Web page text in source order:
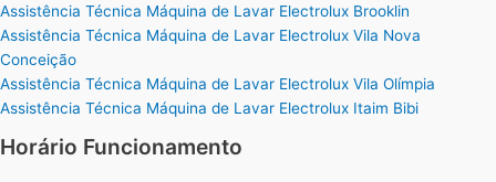
Assistência Técnica Máquina de Lavar Electrolux Brooklin
Assistência Técnica Máquina de Lavar Electrolux Vila Nova
Conceição
Assistência Técnica Máquina de Lavar Electrolux Vila Olímpia
Assistência Técnica Máquina de Lavar Electrolux Itaim Bibi
Horário Funcionamento